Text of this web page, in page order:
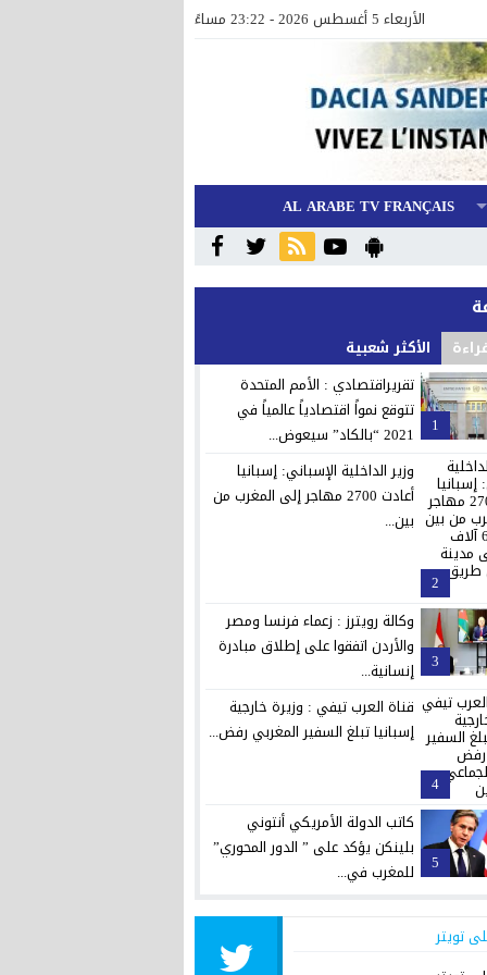
الأربعاء 5 أغسطس 2026 - 23:22 مساءً
AL ARABE TV FRANÇAIS
الأكثر شعبية
1
تقريراقتصادي : الأمم المتحدة
تتوقع نمواً اقتصادياً عالمياً في
2021 “بالكاد” سيعوض...
2
وزير الداخلية الإسباني: إسبانيا
أعادت 2700 مهاجر إلى المغرب من
بين...
3
وكالة رويترز : زعماء فرنسا ومصر
والأردن اتفقوا على إطلاق مبادرة
إنسانية...
4
قناة العرب تيفي : وزيرة خارجية
إسبانيا تبلغ السفير المغربي رفض...
5
كاتب الدولة الأمريكي أنتوني
بلينكن يؤكد على ” الدور المحوري”
للمغرب في...
تويتر